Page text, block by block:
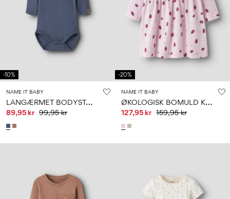
-10%
NAME IT BABY
L
ANGÆRMET BODYSTOCKING
89,95 kr 99,95 kr
-20%
NAME IT BABY
Ø
KOLOGISK BOMULD KJOLE
127,95 kr 159,95 kr